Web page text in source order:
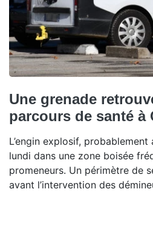
Une grenade
parcours de santé à
L’engin explosif,
lundi dans une zone boisée
promeneurs. Un périmètre de
avant l’intervention des